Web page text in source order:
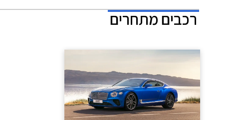
2.65 מיליון ₪.
רכבים מתחרים